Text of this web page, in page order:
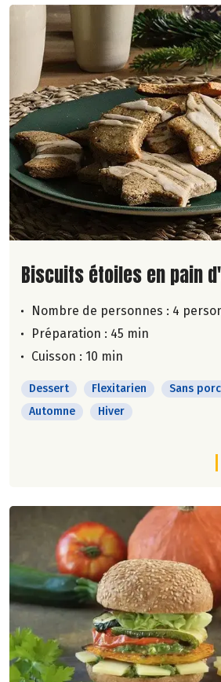
Lire la suite de la recette
Biscuits étoiles en pain
Nombre de personnes : 4
Préparation : 45 min
Cuisson : 10 min
Dessert Flexitarien Sans porc
Automne
Hiver